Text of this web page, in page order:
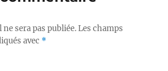
sera pas publiée. Les champs
avec *